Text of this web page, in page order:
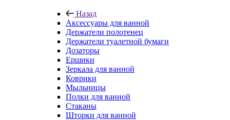
Назад
Аксессуары для ванной
Держатели полотенец
Держатели туалетной бумаги
Дозаторы
Ершики
Зеркала для ванной
Коврики
Мыльницы
Полки для ванной
Стаканы
Шторки для ванной